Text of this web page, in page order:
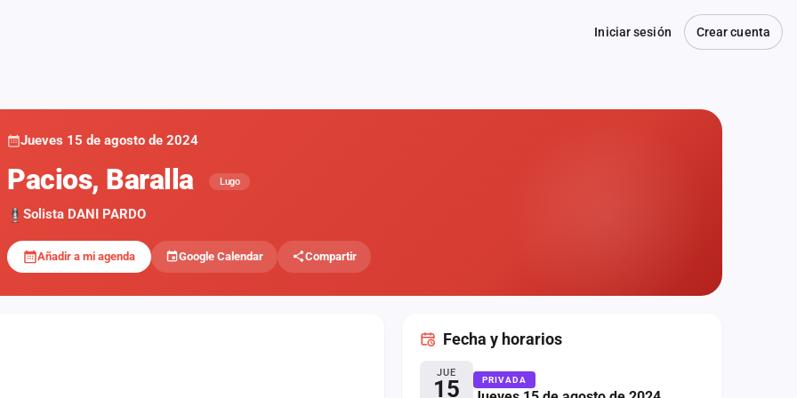
Iniciar sesión Crear cuenta
Jueves 15 de agosto de 2024
Pacios, Baralla Lugo
Solista DANI PARDO
Añadir a mi agenda Google Calendar Compartir
Fecha y horarios
JUE
15 PRIVADA